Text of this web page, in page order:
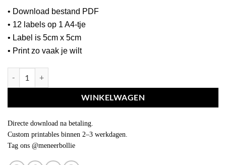
• Download bestand PDF
• 12 labels op 1 A4-tje
• Label is 5cm x 5cm
• Print zo vaak je wilt
WINKELWAGEN
Directe download na betaling.
Custom printables binnen 2–3 werkdagen.
Tag ons @meneerbollie